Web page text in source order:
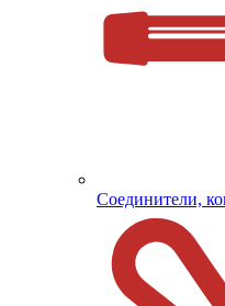
Соединители,